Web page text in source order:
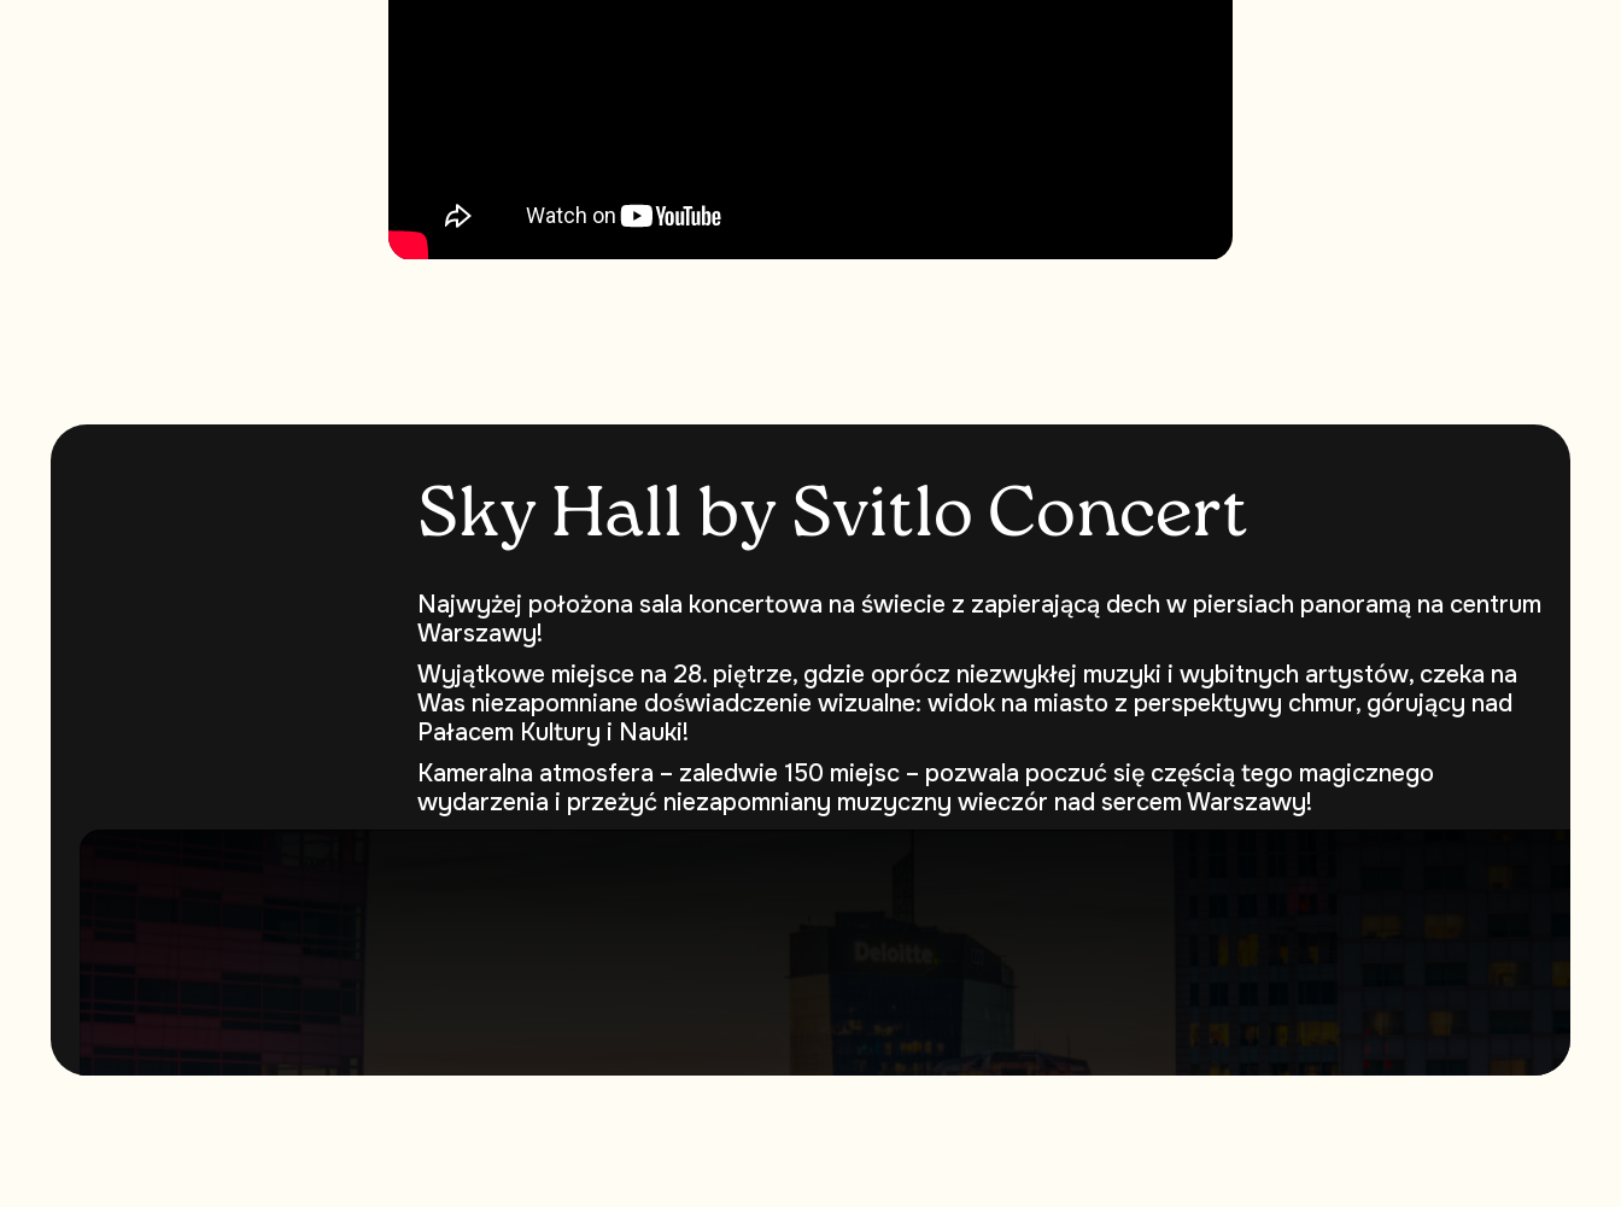
Sky Hall by Svitlo Concert
Najwyżej położona sala koncertowa na świecie z zapierającą dech w piersiach panoramą na centrum
Warszawy!
Wyjątkowe miejsce na 28. piętrze, gdzie oprócz niezwykłej muzyki i wybitnych artystów, czeka na
Was niezapomniane doświadczenie wizualne: widok na miasto z perspektywy chmur, górujący nad
Pałacem Kultury i Nauki!
Kameralna atmosfera – zaledwie 150 miejsc – pozwala poczuć się częścią tego magicznego
wydarzenia i przeżyć niezapomniany muzyczny wieczór nad sercem Warszawy!